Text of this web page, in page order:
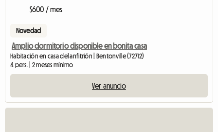
$600 / mes
Novedad
Amplio dormitorio disponible en bonita casa
Habitación en casa del anfitrión | Bentonville (72712)
4 pers. | 2 meses mínimo
Ver anuncio